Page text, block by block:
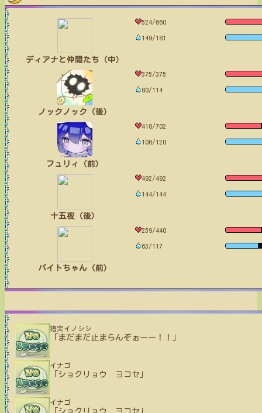
ディアナと仲間たち（中）
524/660
149/181
ノックノック（後）
375/375
80/114
フュリィ（前）
410/702
106/120
十五夜（後）
492/492
144/144
バイトちゃん（前）
259/440
63/117
猪突イノシシ
「まだまだ止まらんぞぉーー！！」
イナゴ
「ショクリョウ ヨコセ」
イナゴ
「ショクリョウ ヨコセ」